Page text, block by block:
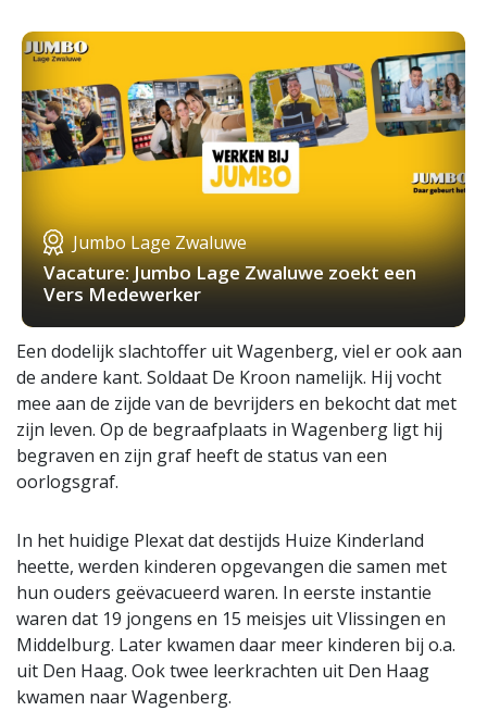
Jumbo Lage Zwaluwe
Vacature: Jumbo Lage Zwaluwe zoekt een
Vers Medewerker
Een dodelijk slachtoffer uit Wagenberg, viel er ook aan
de andere kant. Soldaat De Kroon namelijk. Hij vocht
mee aan de zijde van de bevrijders en bekocht dat met
zijn leven. Op de begraafplaats in Wagenberg ligt hij
begraven en zijn graf heeft de status van een
oorlogsgraf.
In het huidige Plexat dat destijds Huize Kinderland
heette, werden kinderen opgevangen die samen met
hun ouders geëvacueerd waren. In eerste instantie
waren dat 19 jongens en 15 meisjes uit Vlissingen en
Middelburg. Later kwamen daar meer kinderen bij o.a.
uit Den Haag. Ook twee leerkrachten uit Den Haag
kwamen naar Wagenberg.